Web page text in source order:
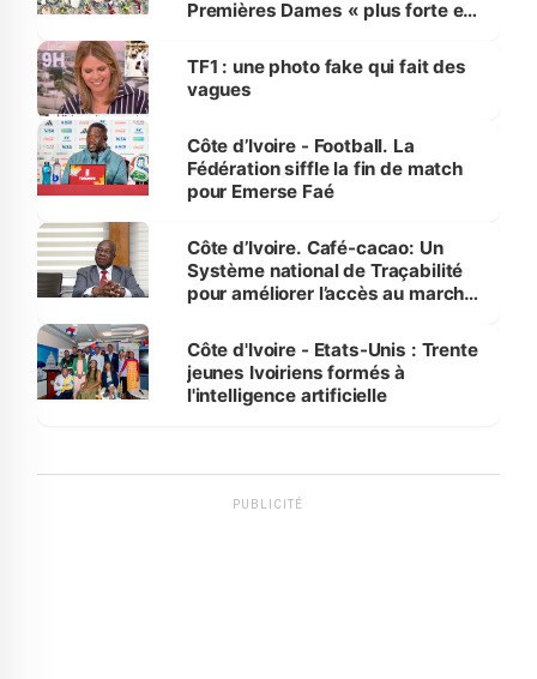
Premières Dames « plus forte et
sur la scène internationale »
TF1 : une photo fake qui fait des
vagues
Côte d’Ivoire - Football. La
Fédération siffle la fin de match
pour Emerse Faé
Côte d’Ivoire. Café-cacao: Un
Système national de Traçabilité
pour améliorer l’accès au marché
Côte d'Ivoire - Etats-Unis : Trente
jeunes Ivoiriens formés à
l'intelligence artificielle
PUBLICITÉ